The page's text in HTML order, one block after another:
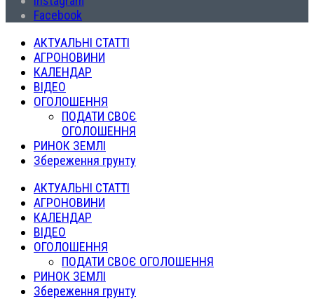
Facebook
АКТУАЛЬНІ СТАТТІ
АГРОНОВИНИ
КАЛЕНДАР
ВІДЕО
ОГОЛОШЕННЯ
ПОДАТИ СВОЄ
ОГОЛОШЕННЯ
РИНОК ЗЕМЛІ
Збереження грунту
АКТУАЛЬНІ СТАТТІ
АГРОНОВИНИ
КАЛЕНДАР
ВІДЕО
ОГОЛОШЕННЯ
ПОДАТИ СВОЄ ОГОЛОШЕННЯ
РИНОК ЗЕМЛІ
Збереження грунту